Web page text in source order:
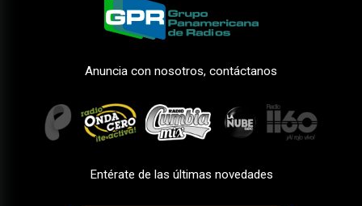
Anuncia con nosotros, contáctanos
Entérate de las últimas novedades